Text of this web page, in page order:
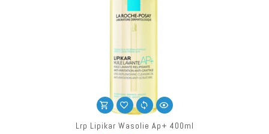
Lrp Lipikar Wasolie Ap+ 400ml